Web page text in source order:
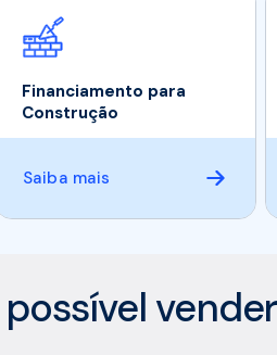
Financiamento para
Construção
Saiba mais
possível